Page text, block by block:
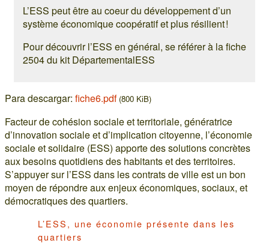
L’ESS peut être au coeur du développement d’un
système économique coopératif et plus résilient !
Pour découvrir l’ESS en général, se référer à la fiche
2504 du kit DépartementalESS
Para descargar: fiche6.pdf (800 KiB)
Facteur de cohésion sociale et territoriale, génératrice
d’innovation sociale et d’implication citoyenne, l’économie
sociale et solidaire (ESS) apporte des solutions concrètes
aux besoins quotidiens des habitants et des territoires.
S’appuyer sur l’ESS dans les contrats de ville est un bon
moyen de répondre aux enjeux économiques, sociaux, et
démocratiques des quartiers.
L’ESS, une économie présente dans les
quartiers